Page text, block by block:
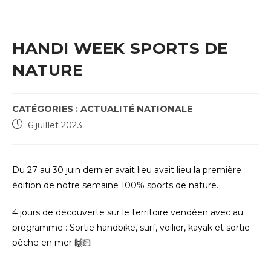
HANDI WEEK SPORTS DE
NATURE
POST
CATEGORY:
CATÉGORIES : ACTUALITÉ NATIONALE
Post6 juillet 2023
Du 27 au 30 juin dernier avait lieu avait lieu la première
édition de notre semaine 100% sports de nature.
4 jours de découverte sur le territoire vendéen avec au
programme : Sortie handbike, surf, voilier, kayak et sortie
pêche en mer 🙌🏻